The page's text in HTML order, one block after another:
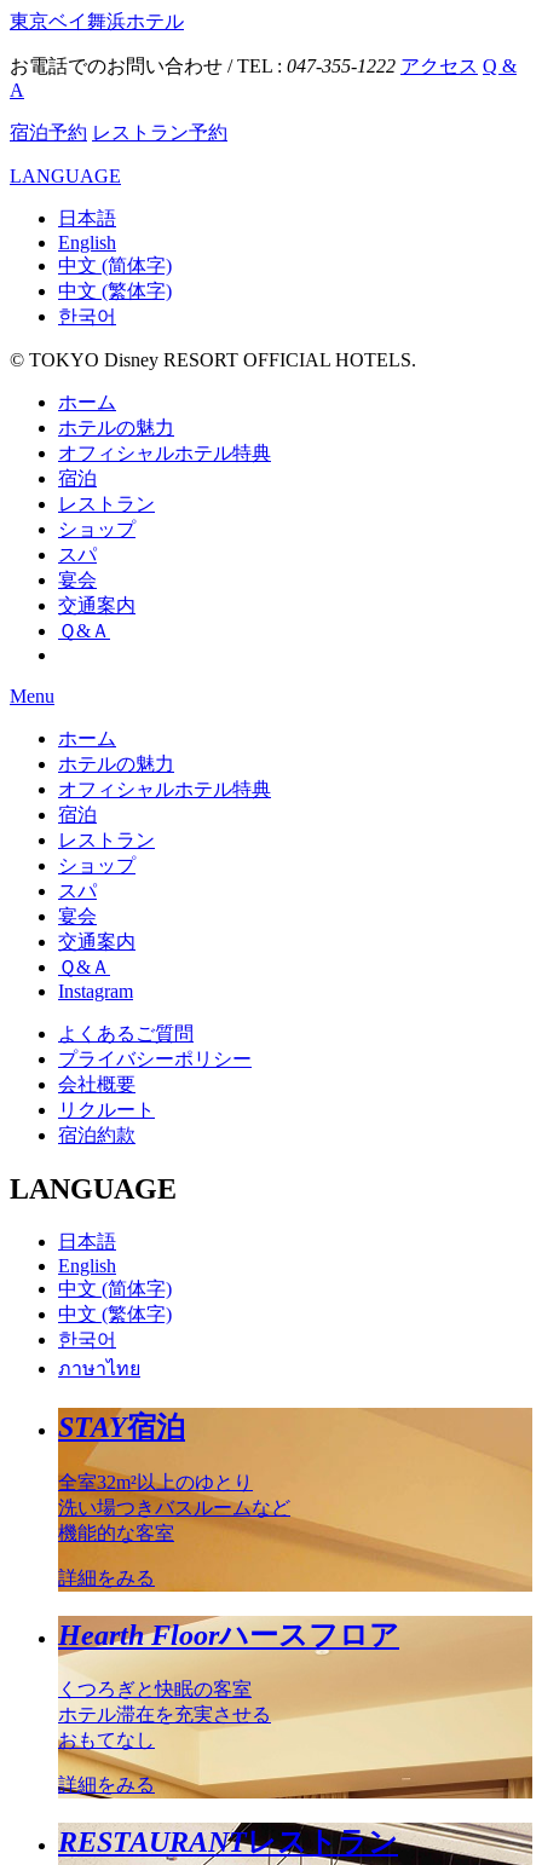
東京ベイ舞浜ホテル
お電話でのお問い合わせ / TEL : 047-355-1222 アクセス Q &
A
宿泊予約 レストラン予約
LANGUAGE
日本語
English
中文 (简体字)
中文 (繁体字)
한국어
© TOKYO Disney RESORT OFFICIAL HOTELS.
ホーム
ホテルの魅力
オフィシャルホテル特典
宿泊
レストラン
ショップ
スパ
宴会
交通案内
Ｑ&Ａ
Menu
ホーム
ホテルの魅力
オフィシャルホテル特典
宿泊
レストラン
ショップ
スパ
宴会
交通案内
Ｑ&Ａ
Instagram
よくあるご質問
プライバシーポリシー
会社概要
リクルート
宿泊約款
LANGUAGE
日本語
English
中文 (简体字)
中文 (繁体字)
한국어
ภาษาไทย
STAY宿泊
全室32m²以上のゆとり
洗い場つきバスルームなど
機能的な客室
詳細をみる
Hearth Floorハースフロア
くつろぎと快眠の客室
ホテル滞在を充実させる
おもてなし
詳細をみる
RESTAURANTレストラン